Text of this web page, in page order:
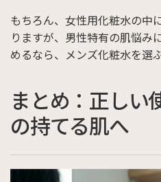
もちろん、女性用化粧水の中
りますが、男性特有の肌悩み
めるなら、メンズ化粧水を選
まとめ：正しい
の持てる肌へ